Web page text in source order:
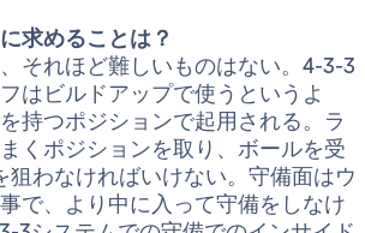
求めることは？
、それほど難しいものはない。4-3-3
はビルドアップで使うというよ
持つポジションで起用される。ラ
くポジションを取り、ボールを受
狙わなければいけない。守備面はウ
で、より中に入って守備をしなけ